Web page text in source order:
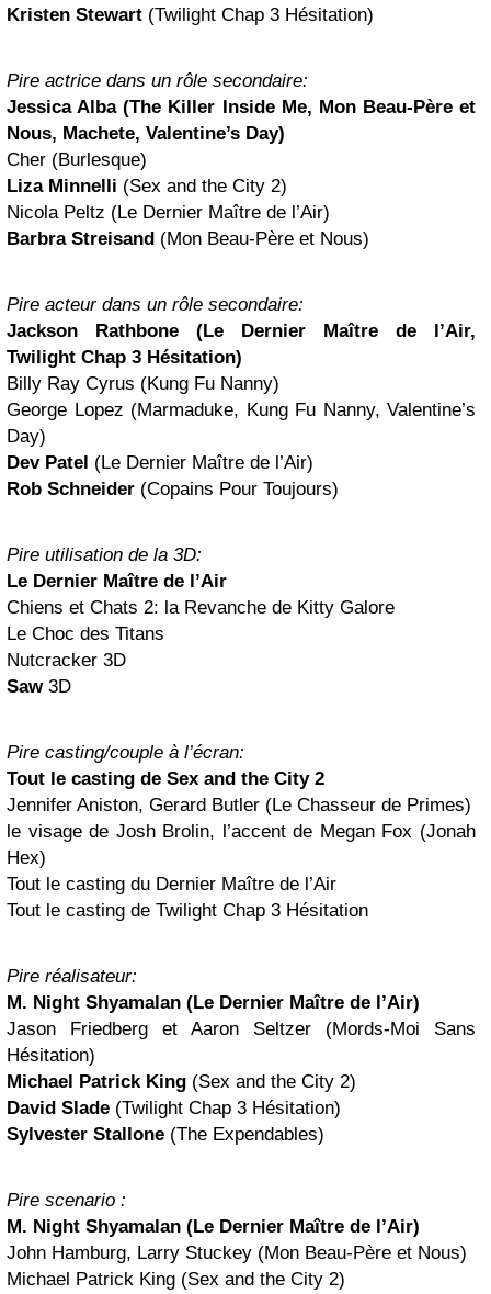
Kristen Stewart (Twilight Chap 3 Hésitation)
Pire actrice dans un rôle secondaire:
Jessica Alba(The Killer Inside Me, Mon Beau-Père et
Nous, Machete, Valentine’s Day)
Cher (Burlesque)
Liza Minnelli (Sex and the City 2)
Nicola Peltz (Le Dernier Maître de l’Air)
Barbra Streisand (Mon Beau-Père et Nous)
Pire acteur dans un rôle secondaire:
Jackson Rathbone (Le Dernier Maître de l’Air,
Twilight Chap 3 Hésitation)
Billy Ray Cyrus (Kung Fu Nanny)
George Lopez (Marmaduke, Kung Fu Nanny, Valentine’s
Day)
Dev Patel (Le Dernier Maître de l’Air)
Rob Schneider (Copains Pour Toujours)
Pire utilisation de la 3D:
Le Dernier Maître de l’Air
Chiens et Chats 2: la Revanche de Kitty Galore
Le Choc des Titans
Nutcracker 3D
Saw3D
Pire casting/couple à l’écran:
Tout le casting de Sex and the City 2
Jennifer Aniston, Gerard Butler (Le Chasseur de Primes)
le visage de Josh Brolin, l’accent de Megan Fox (Jonah
Hex)
Tout le casting du Dernier Maître de l’Air
Tout le casting de Twilight Chap 3 Hésitation
Pire réalisateur:
M. Night Shyamalan (Le Dernier Maître de l’Air)
Jason Friedberg et Aaron Seltzer (Mords-Moi Sans
Hésitation)
Michael Patrick King (Sex and the City 2)
David Slade (Twilight Chap 3 Hésitation)
Sylvester Stallone (The Expendables)
Pire scenario :
M. Night Shyamalan (Le Dernier Maître de l’Air)
John Hamburg, Larry Stuckey (Mon Beau-Père et Nous)
Michael Patrick King (Sex and the City 2)